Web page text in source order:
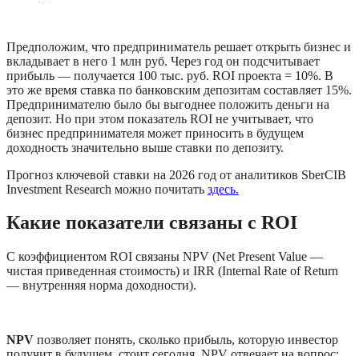
Предположим, что предприниматель решает открыть бизнес и
вкладывает в него 1 млн руб. Через год он подсчитывает
прибыль — получается 100 тыс. руб. ROI проекта = 10%. В
это же время ставка по банковским депозитам составляет 15%.
Предпринимателю было бы выгоднее положить деньги на
депозит. Но при этом показатель ROI не учитывает, что
бизнес предпринимателя может приносить в будущем
доходность значительно выше ставки по депозиту.
Прогноз ключевой ставки на 2026 год от аналитиков SberCIB
Investment Research можно почитать здесь.
Какие показатели связаны с ROI
С коэффициентом ROI связаны NPV (Net Present Value —
чистая приведенная стоимость) и IRR (Internal Rate of Return
— внутренняя норма доходности).
NPV позволяет понять, сколько прибыль, которую инвестор